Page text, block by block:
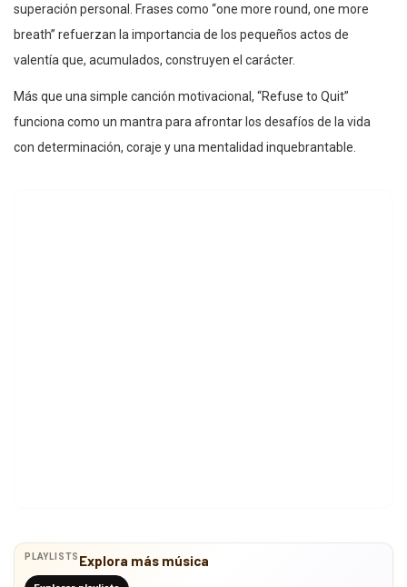
superación personal. Frases como “one more round, one more
breath” refuerzan la importancia de los pequeños actos de
valentía que, acumulados, construyen el carácter.
Más que una simple canción motivacional, “Refuse to Quit”
funciona como un mantra para afrontar los desafíos de la vida
con determinación, coraje y una mentalidad inquebrantable.
PLAYLISTS Explora más música